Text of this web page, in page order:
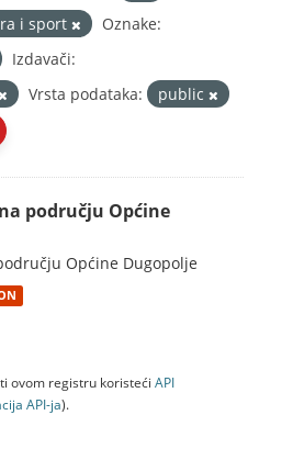
i sport
Oznake:
Izdavači:
Vrsta podataka:
public
području Općine
Općine Dugopolje
ovom registru koristeći API
API-jа).